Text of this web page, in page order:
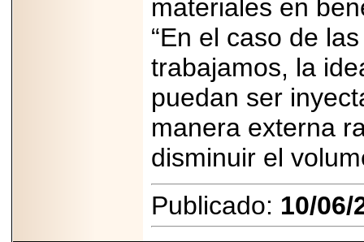
materiales en
“En el caso de
trabajamos, la
puedan ser
manera externa
disminuir el
Publicado: 10/06/